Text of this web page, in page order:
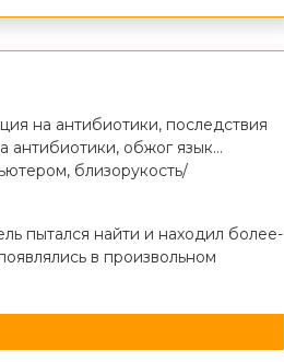
на антибиотики, последствия
антибиотики, обжог язык…
близорукость/
пытался найти и находил более-
в произвольном